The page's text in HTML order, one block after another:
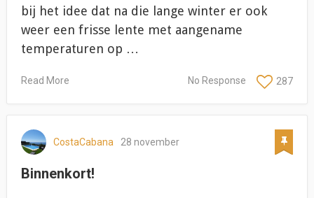
bij het idee dat na die lange winter er ook
weer een frisse lente met aangename
temperaturen op …
Read More 287
No Response
CostaCabana 28 november
Binnenkort!